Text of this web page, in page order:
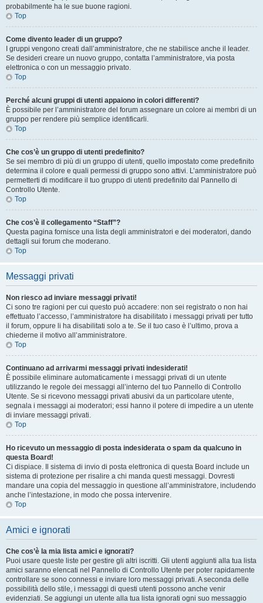
probabilmente ha le sue buone ragioni.
Top
Come divento leader di un gruppo?
I gruppi vengono creati dall’amministratore, che ne stabilisce anche il leader.
Se desideri creare un nuovo gruppo, contatta l’amministratore, via posta
elettronica o con un messaggio privato.
Top
Perché alcuni gruppi di utenti appaiono in colori differenti?
È possibile per l’amministratore del forum assegnare un colore ai membri di un
gruppo per rendere più semplice identificarli.
Top
Che cos’è un gruppo di utenti predefinito?
Se sei membro di più di un gruppo di utenti, quello impostato come predefinito
determina il colore e quali permessi di gruppo sono attivi. L’amministratore può
permetterti di modificare il tuo gruppo di utenti predefinito dal Pannello di
Controllo Utente.
Top
Che cos’è il collegamento “Staff”?
Questa pagina fornisce una lista degli amministratori e dei moderatori, dando
dettagli sui forum che moderano.
Top
Messaggi privati
Non riesco ad inviare messaggi privati!
Ci sono tre ragioni per cui questo può accadere: non sei registrato o non hai
effettuato l’accesso, l’amministratore ha disabilitato i messaggi privati per tutto
il forum, oppure li ha disabilitati solo a te. Se il tuo caso è l’ultimo, prova a
chiederne il motivo all’amministratore.
Top
Continuano ad arrivarmi messaggi privati indesiderati!
È possibile eliminare automaticamente i messaggi privati ​​di un utente
utilizzando le regole dei messaggi all’interno del tuo Pannello di Controllo
Utente. Se si ricevono messaggi privati ​​abusivi da un particolare utente,
segnala i messaggi ai moderatori; essi hanno il potere di impedire a un utente
di inviare messaggi privati​​.
Top
Ho ricevuto un messaggio di posta indesiderata o spam da qualcuno in
questa Board!
Ci dispiace. Il sistema di invio di posta elettronica di questa Board include un
sistema di protezione per risalire a chi manda questi messaggi. Dovresti
mandare una copia del messaggio in questione all’amministratore, includendo
anche l’intestazione, in modo che possa intervenire.
Top
Amici e ignorati
Che cos’è la mia lista amici e ignorati?
Puoi usare queste liste per gestire gli altri iscritti. Gli utenti aggiunti alla tua lista
amici saranno elencati nel Pannello di Controllo Utente per poter rapidamente
controllare se sono connessi e inviare loro messaggi privati. A seconda delle
possibilità dello stile, i messaggi di questi utenti possono anche venir
evidenziati. Se aggiungi un utente alla tua lista ignorati ogni suo messaggio